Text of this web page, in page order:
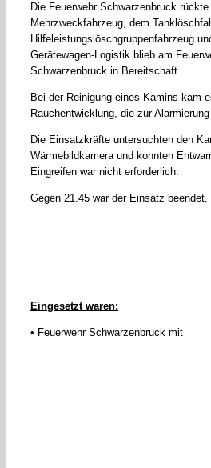
Die Feuerwehr Schwarzenbruck
Mehrzweckfahrzeug, dem
Hilfeleistungslöschgruppenfahrzeug
Gerätewagen-Logistik blieb am
Schwarzenbruck in Bereitschaft.
Bei der Reinigung eines Kamins kam
Rauchentwicklung, die zur
Die Einsatzkräfte untersuchten den
Wärmebildkamera und konnten
Eingreifen war nicht erforderlich.
Gegen 21.45 war der Einsatz beendet.
Eingesetzt waren:
• Feuerwehr Schwarzenbruck mit